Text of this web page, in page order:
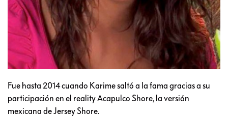
Fue hasta 2014 cuando Karime saltó a la fama gracias a su
participación en el reality Acapulco Shore, la versión
mexicana de Jersey Shore.